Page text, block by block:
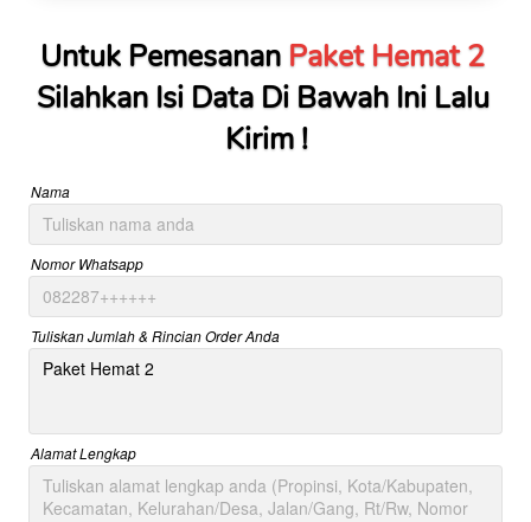
Untuk Pemesanan Paket Hemat 2
Silahkan Isi Data Di Bawah Ini Lalu
Kirim !
Nama
Nomor Whatsapp
Tuliskan Jumlah & Rincian Order Anda
Alamat Lengkap